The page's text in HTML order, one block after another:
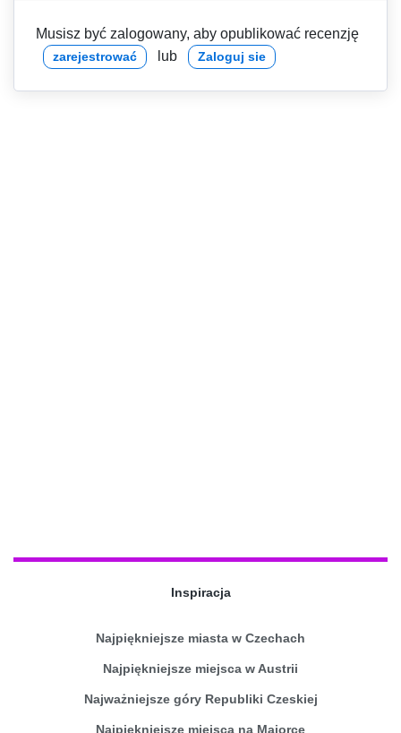
Musisz być zalogowany, aby opublikować recenzję
zarejestrować lub Zaloguj sie
Inspiracja
Najpiękniejsze miasta w Czechach
Najpiękniejsze miejsca w Austrii
Najważniejsze góry Republiki Czeskiej
Najpiękniejsze miejsca na Majorce